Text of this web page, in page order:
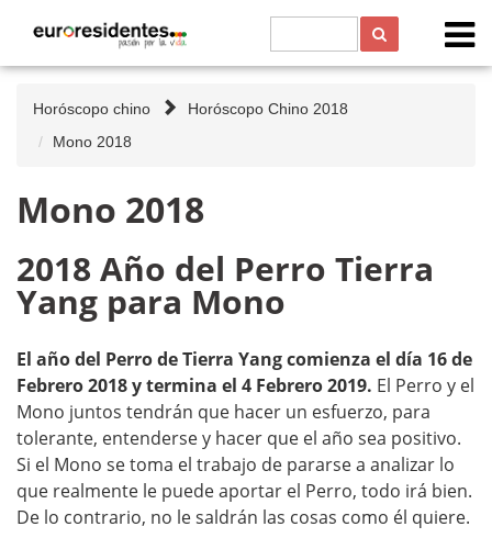
Horóscopo chino
Horóscopo Chino 2018
Mono 2018
Mono 2018
2018 Año del Perro Tierra
Yang para Mono
El año del Perro de Tierra Yang comienza el día 16 de
Febrero 2018 y termina el 4 Febrero 2019. El Perro y el
Mono juntos tendrán que hacer un esfuerzo, para
tolerante, entenderse y hacer que el año sea positivo.
Si el Mono se toma el trabajo de pararse a analizar lo
que realmente le puede aportar el Perro, todo irá bien.
De lo contrario, no le saldrán las cosas como él quiere.